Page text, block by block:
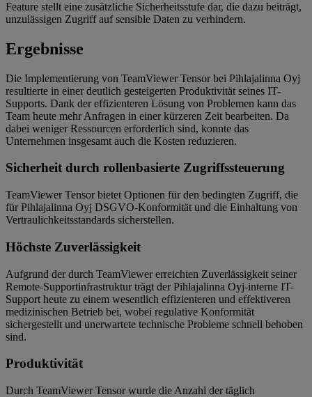
Feature stellt eine zusätzliche Sicherheitsstufe dar, die dazu beiträgt,
unzulässigen Zugriff auf sensible Daten zu verhindern.
Ergebnisse
Die Implementierung von TeamViewer Tensor bei Pihlajalinna Oyj
resultierte in einer deutlich gesteigerten Produktivität seines IT-
Supports. Dank der effizienteren Lösung von Problemen kann das
Team heute mehr Anfragen in einer kürzeren Zeit bearbeiten. Da
dabei weniger Ressourcen erforderlich sind, konnte das
Unternehmen insgesamt auch die Kosten reduzieren.
Sicherheit durch rollenbasierte Zugriffssteuerung
TeamViewer Tensor bietet Optionen für den bedingten Zugriff, die
für Pihlajalinna Oyj DSGVO-Konformität und die Einhaltung von
Vertraulichkeitsstandards sicherstellen.
Höchste Zuverlässigkeit
Aufgrund der durch TeamViewer erreichten Zuverlässigkeit seiner
Remote-Supportinfrastruktur trägt der Pihlajalinna Oyj-interne IT-
Support heute zu einem wesentlich effizienteren und effektiveren
medizinischen Betrieb bei, wobei regulative Konformität
sichergestellt und unerwartete technische Probleme schnell behoben
sind.
Produktivität
Durch TeamViewer Tensor wurde die Anzahl der täglich